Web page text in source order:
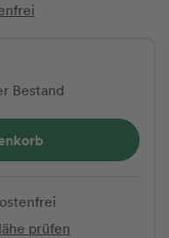
Bestand
prüfen